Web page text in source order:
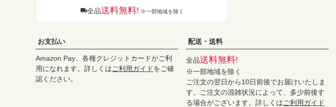
全品送料無料! ※一部地域を除く
お支払い
Amazon Pay、各種クレジットカードがご利
用になれます。詳しくはご利用ガイドをご確
認ください。
配送・送料
全品送料無料!
※一部地域を除く
ご注文の翌日から10日前後でお届けいたしま
す。ご注文の混雑状況によって、多少前後す
る場合がございます。詳しくはご利用ガイド